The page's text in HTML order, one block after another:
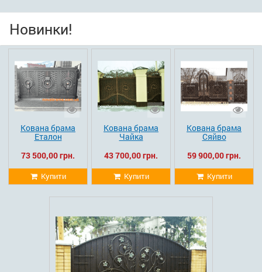
Новинки!
Кована брама
Еталон
73 500,00 грн.
Купити
Кована брама
Чайка
43 700,00 грн.
Купити
Кована брама
Сяйво
59 900,00 грн.
Купити